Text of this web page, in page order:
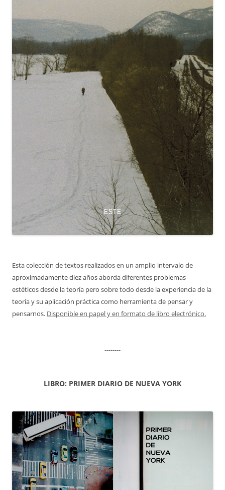
Esta colección de textos realizados en un amplio intervalo de
aproximadamente diez años aborda diferentes problemas
estéticos desde la teoría pero sobre todo desde la experiencia de la
teoría y su aplicación práctica como herramienta de pensar y
pensarnos. Disponible en papel y en formato de libro electrónico.
--------
LIBRO: PRIMER DIARIO DE NUEVA YORK